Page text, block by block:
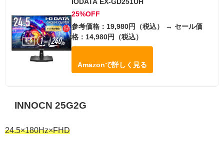
IODATA EX-GD251UH
25%OFF
参考価格：19,980円（税込） → セール価
格：14,980円（税込）
Amazonで詳しく見る
INNOCN 25G2G
24.5×180Hz×FHD